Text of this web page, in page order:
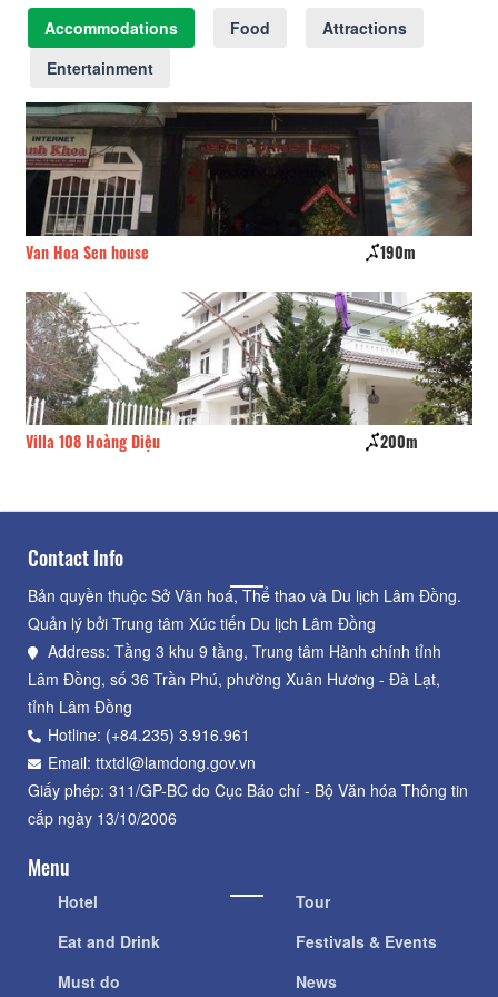
Accommodations Food
Attractions
Entertainment
Van Hoa Sen house 190m
Villa 108 Hoàng Diệu 200m
Contact Info
Bản quyền thuộc Sở Văn hoá, Thể thao và Du lịch Lâm Đồng.
Quản lý bởi Trung tâm Xúc tiến Du lịch Lâm Đồng
Address: Tầng 3 khu 9 tầng, Trung tâm Hành chính tỉnh
Lâm Đồng, số 36 Trần Phú, phường Xuân Hương - Đà Lạt,
tỉnh Lâm Đồng
Hotline: (+84.235) 3.916.961
Email: ttxtdl@lamdong.gov.vn
Giấy phép: 311/GP-BC do Cục Báo chí - Bộ Văn hóa Thông tin
cấp ngày 13/10/2006
Menu
Hotel
Eat and Drink
Must do
Tour
Festivals & Events
News